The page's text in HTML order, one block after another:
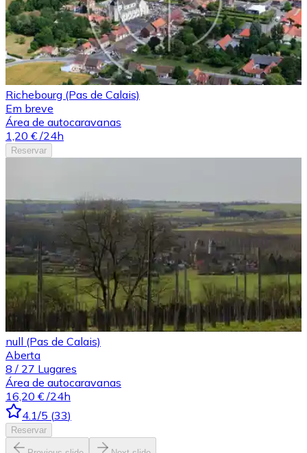
Richebourg (Pas de Calais)
Em breve
Área de autocaravanas
1,20 € /24h
Reservar
null (Pas de Calais)
Aberta
8 / 27 Lugares
Área de autocaravanas
16,20 € /24h
4.1/5 (33)
Reservar